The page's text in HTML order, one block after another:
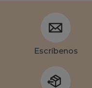
Escríbenos